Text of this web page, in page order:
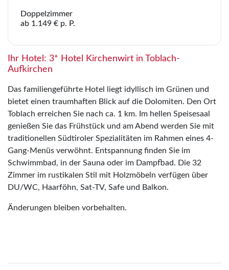
Doppelzimmer
ab 1.149 € p. P.
Ihr Hotel: 3* Hotel Kirchenwirt in Toblach-
Aufkirchen
Das familiengeführte Hotel liegt idyllisch im Grünen und
bietet einen traumhaften Blick auf die Dolomiten. Den Ort
Toblach erreichen Sie nach ca. 1 km. Im hellen Speisesaal
genießen Sie das Frühstück und am Abend werden Sie mit
traditionellen Südtiroler Spezialitäten im Rahmen eines 4-
Gang-Menüs verwöhnt. Entspannung finden Sie im
Schwimmbad, in der Sauna oder im Dampfbad. Die 32
Zimmer im rustikalen Stil mit Holzmöbeln verfügen über
DU/WC, Haarföhn, Sat-TV, Safe und Balkon.
Änderungen bleiben vorbehalten.